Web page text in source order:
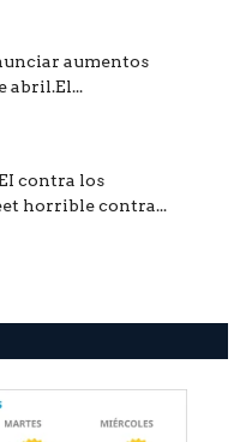
aumentos
abril.El...
contra los
horrible contra...